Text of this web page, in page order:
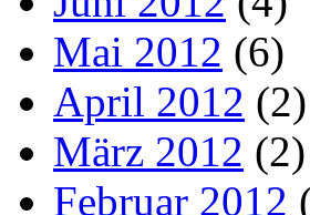
Mai 2012 (6)
April 2012 (2)
März 2012 (2)
Februar 2012